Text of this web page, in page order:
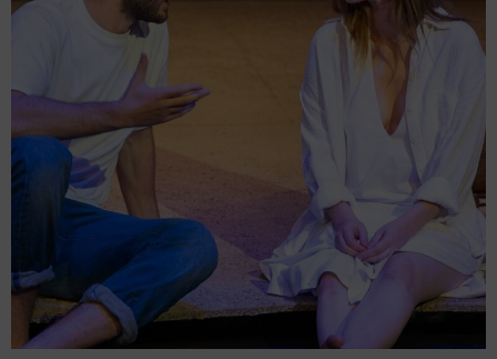
מחול ובלט
קונצרטים
סרטים
חופשה והופעה